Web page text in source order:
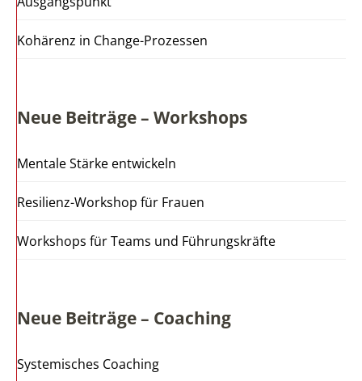
Kohärenz in Change-Prozessen
Neue Beiträge – Workshops
Mentale Stärke entwickeln
Resilienz-Workshop für Frauen
Workshops für Teams und Führungskräfte
Neue Beiträge – Coaching
Systemisches Coaching